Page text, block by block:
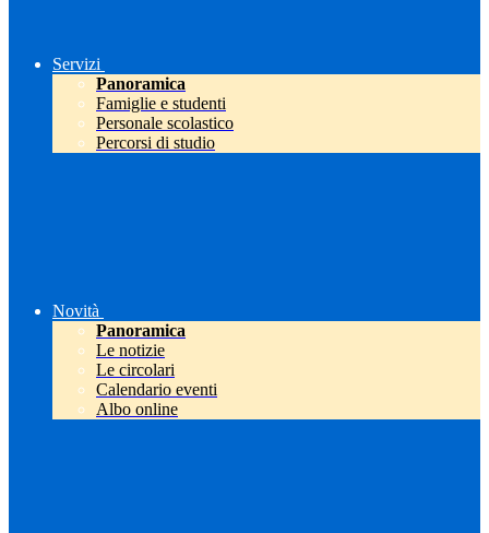
Servizi
Panoramica
Famiglie e studenti
Personale scolastico
Percorsi di studio
Novità
Panoramica
Le notizie
Le circolari
Calendario eventi
Albo online